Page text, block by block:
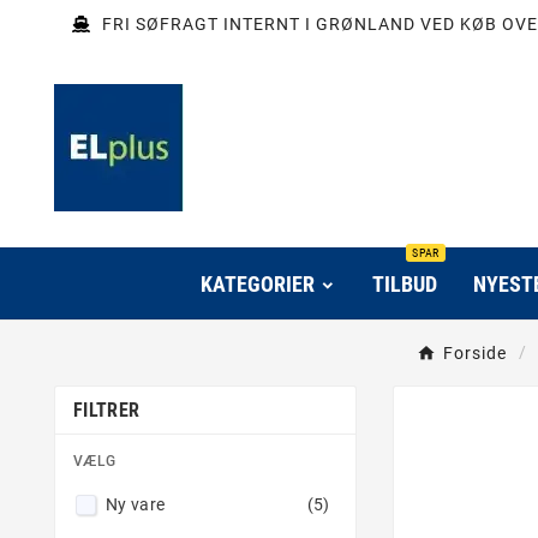
FRI SØFRAGT INTERNT I GRØNLAND VED KØB
KATEGORIER TILBUD
SPAR
Forside
FILTRER
VÆLG
Ny vare (5)